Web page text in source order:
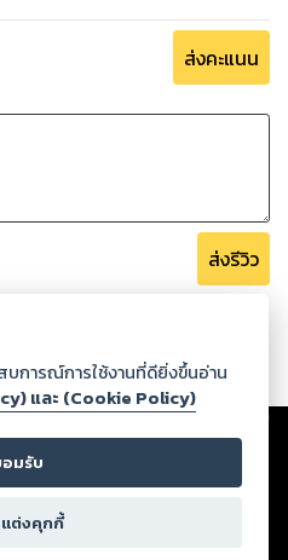
ส่งคะแนน
ส่งรีวิว
- สตอรี่ล็อกขอสงวนสิทธิ์ไม่รับผิดชอบ
บไซต์และปรากฏว่าละเมิดสิทธิใน
ต่อกฎหมายและศีลธรรม ดังนั้น ผู้อ่าน
รองด้วยตนเอง และหากท่านพบว่าส่วน
รุณาแจ้งมายังบริษัท เพื่อทีมงานจะได้
อสงวนลิขสิทธิ์ตามพระราชบัญญัติ
บการณ์การใช้งานที่ดียิ่งขึ้นอ่าน
และ (Cookie Policy)
มรับ
ต่งคุกกี้